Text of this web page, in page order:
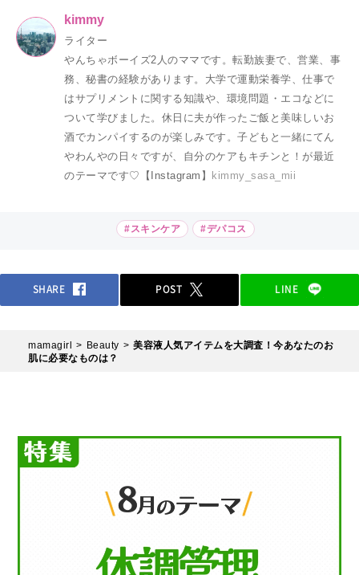
kimmy
ライター
やんちゃボーイズ2人のママです。転勤族妻で、営業、事
務、秘書の経験があります。大学で運動栄養学、仕事で
はサプリメントに関する知識や、環境問題・エコなどに
ついて学びました。休日に夫が作ったご飯と美味しいお
酒でカンパイするのが楽しみです。子どもと一緒にてん
やわんやの日々ですが、自分のケアもキチンと！が最近
のテーマです♡【Instagram】
kimmy_sasa_mii
#スキンケア #デパコス
SHARE POST LINE
mamagirl Beauty
美容液人気アイテムを大調査！今あなたのお
肌に必要なものは？